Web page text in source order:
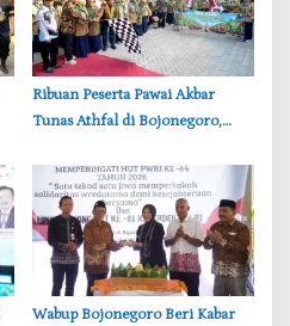
‎Ribuan Peserta Pawai Akbar
Tunas Athfal di Bojonegoro,
Anak
‎Wabup Bojonegoro Beri Kabar